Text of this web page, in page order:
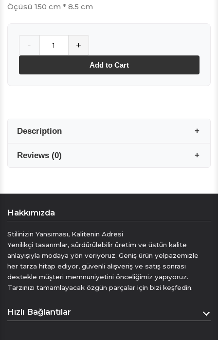
Öçüsü 150 cm * 8.5 cm
- +
Add to Cart
Description
YEDİ KATLI EL İŞÇİLİĞİ SAF İPEK KRAVAT
en prestijli yorumudur. Kat kat ipeğin incelikle
kusursuz duruşu ve lüks hissiyle stilinizi
taçlandırır.
El işçiliğinin en ince hali.
%100 saf ipekten, geleneksel yöntemlerle yedi
kat katlanarak üretilen kravatlarımız, yalnızca
eseridir. Her kravat, usta ellerde şekillenen
Reviews(0)
Reviews are coming soon!
Hakkımızda
Stilinizin Yansıması, Kalitenin Adresi
Yenilikçi tasarımlar, sürdürülebilir üretim ve üstün kalite
anlayışıyla modaya yön veriyoruz. Geniş ürün yelpazemizle
her tarza hitap ediyor, güvenli alışveriş ve satış sonrası
destekle müşteri memnuniyetini önceliğimiz yapıyoruz.
Tarzınızı tamamlayacak özgün parçalar için bizi keşfedin.
Hızlı Bağlantılar